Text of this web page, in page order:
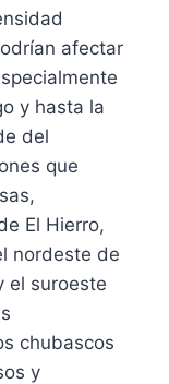
afectar
y hasta la
del
que
El Hierro,
nordeste de
el suroeste
chubascos
y